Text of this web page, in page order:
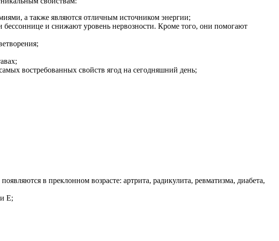
а также являются отличным источником энергии;
и снижают уровень нервозности. Кроме того, они помогают
востребованных свойств ягод на сегодняшний день;
в преклонном возрасте: артрита, радикулита, ревматизма, диабета,
Е;